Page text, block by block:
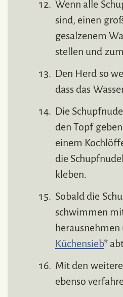
Wenn alle
sind, einen
gesalzenem
stellen und
Den Herd so
dass das
Die
den Topf
einem
die
kleben.
Sobald die
schwimmen
Küchensieb*
Mit den
ebenso